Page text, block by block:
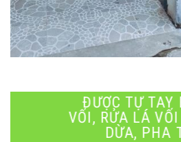
ĐƯỢC TỰ TAY
VỐI, RỬA LÁ VỐI
DỪA, PHA